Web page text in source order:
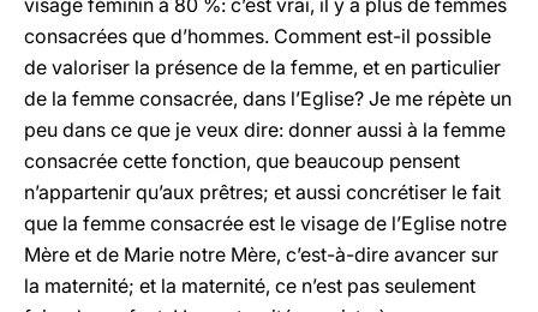
visage féminin à 80 %: c’est vrai, il y a plus de femmes
consacrées que d’hommes. Comment est-il possible
de valoriser la présence de la femme, et en particulier
de la femme consacrée, dans l’Eglise? Je me répète un
peu dans ce que je veux dire: donner aussi à la femme
consacrée cette fonction, que beaucoup pensent
n’appartenir qu’aux prêtres; et aussi concrétiser le fait
que la femme consacrée est le visage de l’Eglise notre
Mère et de Marie notre Mère, c’est-à-dire avancer sur
la maternité; et la maternité, ce n’est pas seulement